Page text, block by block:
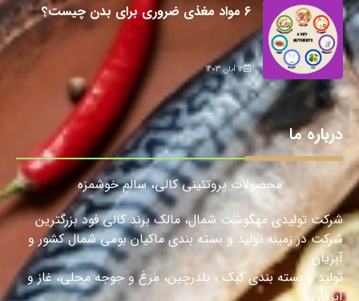
6 مواد مغذی ضروری برای بدن چیست؟
12 آبان 1403
درباره ما
محصولات پروتئینی کالی، سالمِ خوشمزه
شرکت تولیدی مهگوشت شمال، مالک برند کالی فود بزرگترین
شرکت در زمینه تولید و بسته بندی ماکیان بومی شمال کشور و
آبزیان
تولید و بسته بندی کبک ، بلدرچین، مرغ و جوجه محلی، غاز و
آبزیان.